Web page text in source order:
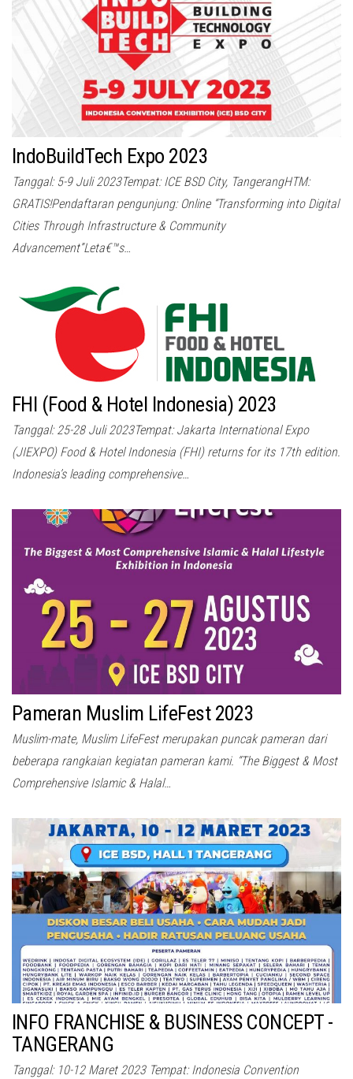
IndoBuildTech Expo 2023
Tanggal: 5-9 Juli 2023Tempat: ICE BSD City, TangerangHTM:
GRATIS!Pendaftaran pengunjung: Online “Transforming into Digital
Cities Through Infrastructure & Community
Advancement”Leta€™s…
FHI (Food & Hotel Indonesia) 2023
Tanggal: 25-28 Juli 2023Tempat: Jakarta International Expo
(JIEXPO) Food & Hotel Indonesia (FHI) returns for its 17th edition.
Indonesia’s leading comprehensive…
Pameran Muslim LifeFest 2023
Muslim-mate, Muslim LifeFest merupakan puncak pameran dari
beberapa rangkaian kegiatan pameran kami. “The Biggest & Most
Comprehensive Islamic & Halal…
INFO FRANCHISE & BUSINESS CONCEPT -
TANGERANG
Tanggal: 10-12 Maret 2023 Tempat: Indonesia Convention